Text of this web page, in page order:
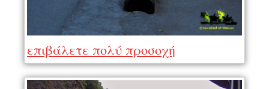
επιβάλετε πολύ προσοχή